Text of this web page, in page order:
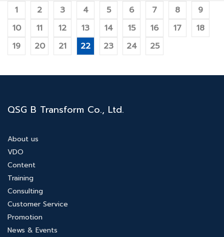
1 2 3 4 5 6 7 8
9
10
11 12 13 14 15 16 17
18
19
20 21 22 23 24 25
QSG B Transform Co., Ltd.
About us
VDO
Content
Training
Consulting
Customer Service
Promotion
News & Events